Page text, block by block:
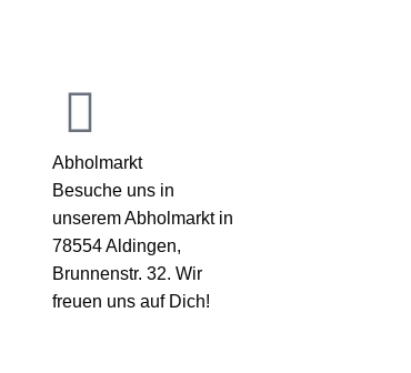
Abholmarkt
Besuche uns in
unserem Abholmarkt in
78554 Aldingen,
Brunnenstr. 32. Wir
freuen uns auf Dich!